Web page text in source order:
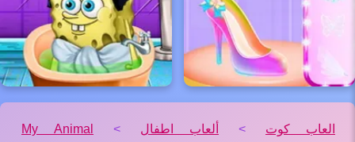
العاب كوت > ألعاب اطفال >
My Animal